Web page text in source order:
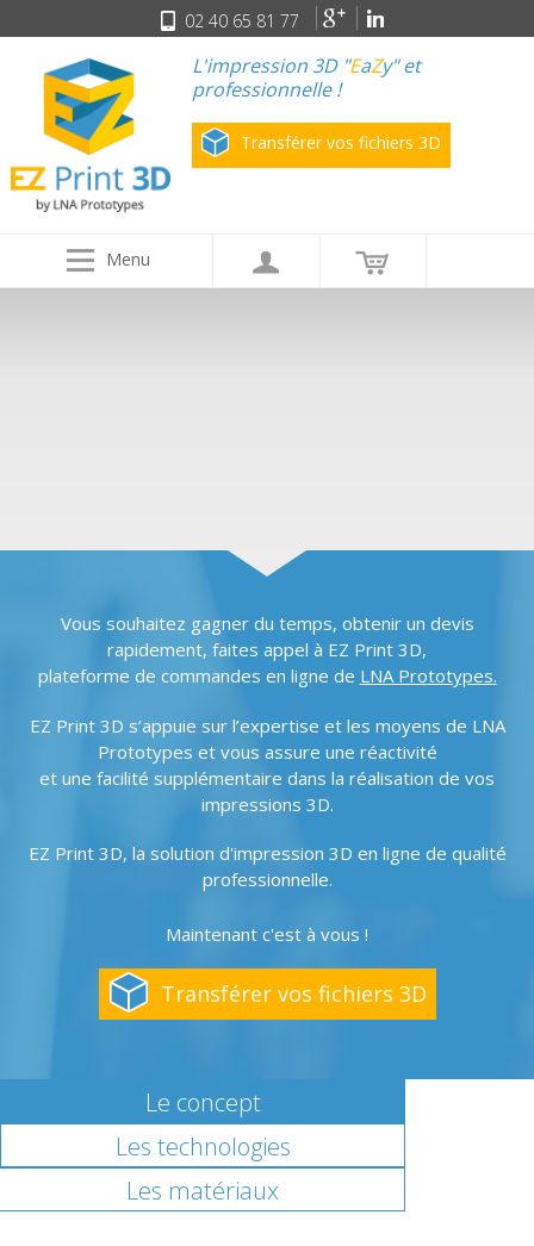
02 40 65 81 77
L'impression 3D "EaZy" et
professionnelle !
Transférer vos fichiers 3D
Menu
Vous souhaitez gagner du temps, obtenir un devis
rapidement, faites appel à EZ Print 3D,
plateforme de commandes en ligne de LNA Prototypes.
EZ Print 3D s’appuie sur l’expertise et les moyens de LNA
Prototypes et vous assure une réactivité
et une facilité supplémentaire dans la réalisation de vos
impressions 3D.
EZ Print 3D, la solution d'impression 3D en ligne de qualité
professionnelle.
Maintenant c'est à vous !
Transférer vos fichiers 3D
Le concept
Les technologies
Les matériaux